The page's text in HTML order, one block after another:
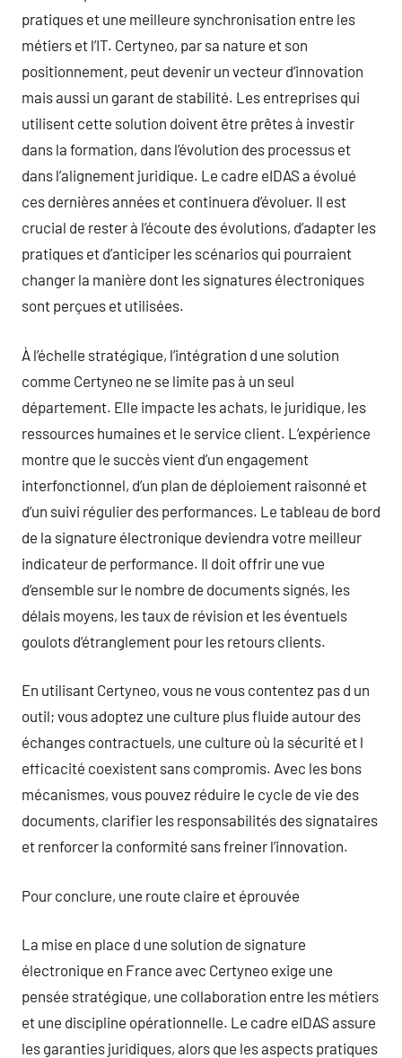
pratiques et une meilleure synchronisation entre les
métiers et l’IT. Certyneo, par sa nature et son
positionnement, peut devenir un vecteur d’innovation
mais aussi un garant de stabilité. Les entreprises qui
utilisent cette solution doivent être prêtes à investir
dans la formation, dans l’évolution des processus et
dans l’alignement juridique. Le cadre eIDAS a évolué
ces dernières années et continuera d’évoluer. Il est
crucial de rester à l’écoute des évolutions, d’adapter les
pratiques et d’anticiper les scénarios qui pourraient
changer la manière dont les signatures électroniques
sont perçues et utilisées.
À l’échelle stratégique, l’intégration d une solution
comme Certyneo ne se limite pas à un seul
département. Elle impacte les achats, le juridique, les
ressources humaines et le service client. L’expérience
montre que le succès vient d’un engagement
interfonctionnel, d’un plan de déploiement raisonné et
d’un suivi régulier des performances. Le tableau de bord
de la signature électronique deviendra votre meilleur
indicateur de performance. Il doit offrir une vue
d’ensemble sur le nombre de documents signés, les
délais moyens, les taux de révision et les éventuels
goulots d’étranglement pour les retours clients.
En utilisant Certyneo, vous ne vous contentez pas d un
outil; vous adoptez une culture plus fluide autour des
échanges contractuels, une culture où la sécurité et l
efficacité coexistent sans compromis. Avec les bons
mécanismes, vous pouvez réduire le cycle de vie des
documents, clarifier les responsabilités des signataires
et renforcer la conformité sans freiner l’innovation.
Pour conclure, une route claire et éprouvée
La mise en place d une solution de signature
électronique en France avec Certyneo exige une
pensée stratégique, une collaboration entre les métiers
et une discipline opérationnelle. Le cadre eIDAS assure
les garanties juridiques, alors que les aspects pratiques